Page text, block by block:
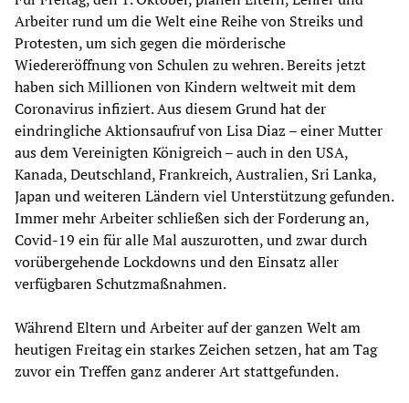
Arbeiter rund um die Welt eine Reihe von Streiks und
Protesten, um sich gegen die mörderische
Wiedereröffnung von Schulen zu wehren. Bereits jetzt
haben sich Millionen von Kindern weltweit mit dem
Coronavirus infiziert. Aus diesem Grund hat der
eindringliche Aktionsaufruf von Lisa Diaz – einer Mutter
aus dem Vereinigten Königreich – auch in den USA,
Kanada, Deutschland, Frankreich, Australien, Sri Lanka,
Japan und weiteren Ländern viel Unterstützung gefunden.
Immer mehr Arbeiter schließen sich der Forderung an,
Covid-19 ein für alle Mal auszurotten, und zwar durch
vorübergehende Lockdowns und den Einsatz aller
verfügbaren Schutzmaßnahmen.
Während Eltern und Arbeiter auf der ganzen Welt am
heutigen Freitag ein starkes Zeichen setzen, hat am Tag
zuvor ein Treffen ganz anderer Art stattgefunden.